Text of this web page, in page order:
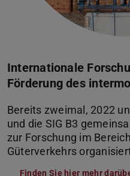
Internationale
Förderung des
Bereits zweimal, 2022
und die SIG B3
zur Forschung im
Güterverkehrs
Finden Sie hier mehr